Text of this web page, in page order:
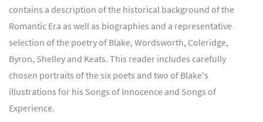
contains a description of the historical background of the
Romantic Era as well as biographies and a representative
selection of the poetry of Blake, Wordsworth, Coleridge,
Byron, Shelley and Keats. This reader includes carefully
chosen portraits of the six poets and two of Blake's
illustrations for his Songs of Innocence and Songs of
Experience.